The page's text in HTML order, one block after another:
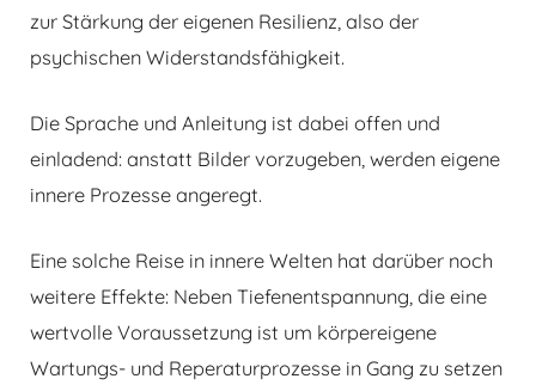
zur Stärkung der eigenen Resilienz, also der
psychischen Widerstandsfähigkeit.
Die Sprache und Anleitung ist dabei offen und
einladend: anstatt Bilder vorzugeben, werden eigene
innere Prozesse angeregt.
Eine solche Reise in innere Welten hat darüber noch
weitere Effekte: Neben Tiefenentspannung, die eine
wertvolle Voraussetzung ist um körpereigene
Wartungs- und Reperaturprozesse in Gang zu setzen